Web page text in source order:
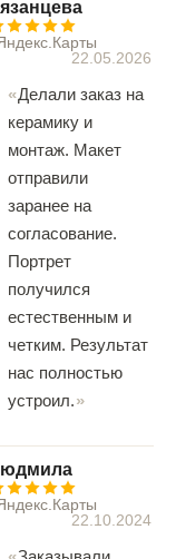
22.05.2026
Делали заказ на
керамику и
монтаж. Макет
отправили
заранее на
согласование.
Портрет
получился
естественным и
четким. Результат
нас полностью
устроил.
22.10.2024